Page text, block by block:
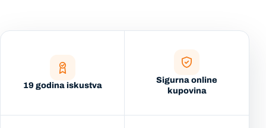
19 godina iskustva
Sigurna online
kupovina